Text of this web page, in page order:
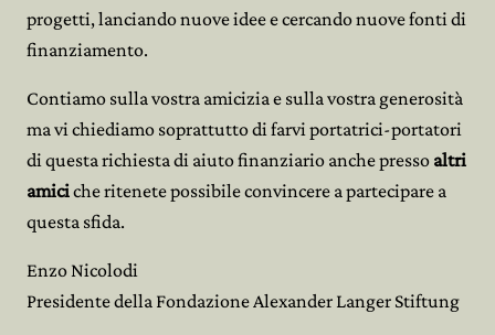
progetti, lanciando nuove idee e cercando nuove fonti di
finanziamento.
Contiamo sulla vostra amicizia e sulla vostra generosità
ma vi chiediamo soprattutto di farvi portatrici-portatori
di questa richiesta di aiuto finanziario anche presso altri
amiciche ritenete possibile convincere a partecipare a
questa sfida.
Enzo Nicolodi
Presidente della Fondazione Alexander Langer Stiftung